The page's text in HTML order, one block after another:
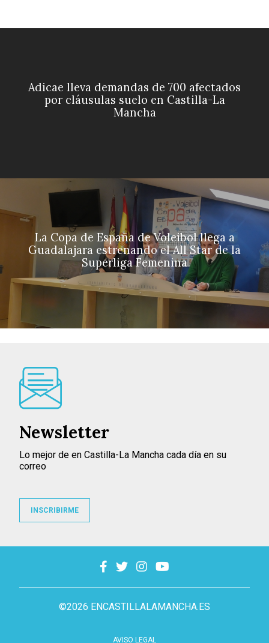
Adicae lleva demandas de 700 afectados
por cláusulas suelo en Castilla-La
Mancha
La Copa de España de Voleibol llega a
Guadalajara estrenando el All Star de la
Superliga Femenina
©2026 ENCASTILLALAMANCHA.ES
AVISO LEGAL
Newsletter
Lo mejor de en Castilla-La Mancha cada día en su
correo
INSCRIBIRME